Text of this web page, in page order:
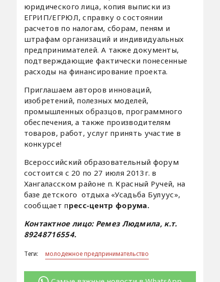
юридического лица, копия выписки из
ЕГРИП/ЕГРЮЛ, справку о состоянии
расчетов по налогам, сборам, пеням и
штрафам организаций и индивидуальных
предпринимателей. А также документы,
подтверждающие фактически понесенные
расходы на финансирование проекта.
Приглашаем авторов инноваций,
изобретений, полезных моделей,
промышленных образцов, программного
обеспечения, а также производителям
товаров, работ, услуг принять участие в
конкурсе!
Всероссийский образовательный форум
состоится с 20 по 27 июля 2013г. в
Хангаласском районе п. Красный Ручей, на
базе детского отдыха «Усадьба Булуус»,
сообщает пресс-центр форума.
Контактное лицо: Ремез Людмила, к.т.
89248716554.
Теги: молодежное предпринимательство